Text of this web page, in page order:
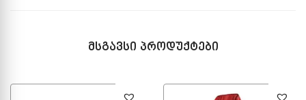
მსგავსი პროდუქტები